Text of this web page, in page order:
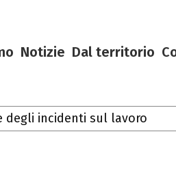
Notizie Dal territorio
incidenti sul lavoro